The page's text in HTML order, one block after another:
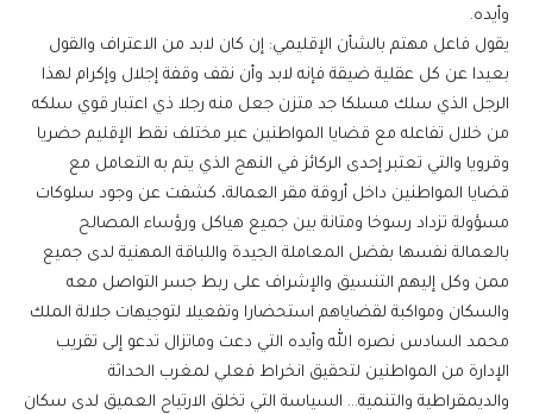
وأيده.
يقول فاعل مهتم بالشأن الإقليمي: إن كان لابد من الاعتراف والقول
بعيدا عن كل عقلية ضيقة فإنه لابد وأن نقف وقفة إجلال وإكرام لهذا
الرجل الذي سلك مسلكا جد متزن جعل منه رجلا ذي اعتبار قوي سلكه
من خلال تفاعله مع قضايا المواطنين عبر مختلف نقط الإقليم حضريا
وقرويا والتي تعتبر إحدى الركائز في النهج الذي يتم به التعامل مع
قضايا المواطنين داخل أروقة مقر العمالة، كشفت عن وجود سلوكات
مسؤولة تزداد رسوخا ومتانة بين جميع هياكل ورؤساء المصالح
بالعمالة نفسها بفضل المعاملة الجيدة واللباقة المهنية لدى جميع
ممن وكل إليهم التنسيق والإشراف على ربط جسر التواصل معه
والسكان ومواكبة لقضاياهم استحضارا وتفعيلا لتوجيهات جلالة الملك
محمد السادس نصره الله وأيده التي دعت وماتزال تدعو إلى تقريب
الإدارة من المواطنين لتحقيق انخراط فعلي لمغرب الحداثة
والديمقراطية والتنمية… السياسة التي تخلق الارتياح العميق لدى سكان